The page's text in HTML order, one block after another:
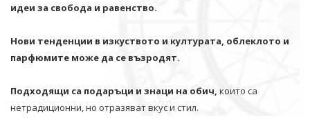
идеи за свобода и равенство.
Нови тенденции в изкуството и културата, облеклото и
парфюмите може да се възродят.
Подходящи са подаръци и знаци на обич, които са
нетрадиционни, но отразяват вкус и стил.